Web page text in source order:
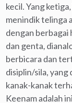
kecil. Yang
menindik telinga
dengan berbagai
dan genta,
berbicara dan
disiplin/sila, yang
kanak-kanak
Keenam adalah